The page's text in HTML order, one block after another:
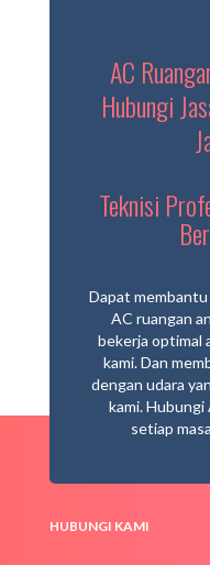
AC
Hubungi
Teknisi
Dapat
AC ruangan
bekerja optimal
kami. Dan
dengan udara
kami. Hubungi
setiap
HUBUNGI KAMI